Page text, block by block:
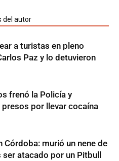
del autor
a turistas en pleno
Paz y lo detuvieron
frenó la Policía y
por llevar cocaína
Córdoba: murió un nene de
atacado por un Pitbull